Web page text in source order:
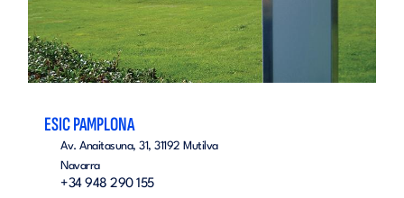
ESIC PAMPLONA
Av. Anaitasuna, 31, 31192 Mutilva
Navarra
+34 948 290 155